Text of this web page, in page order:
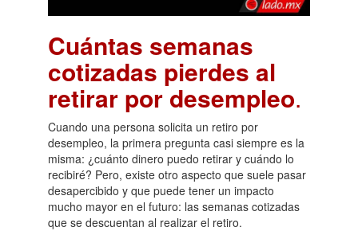
Cuántas semanas
cotizadas pierdes al
retirar por desempleo.
Cuando una persona solicita un retiro por
desempleo, la primera pregunta casi siempre es la
misma: ¿cuánto dinero puedo retirar y cuándo lo
recibiré? Pero, existe otro aspecto que suele pasar
desapercibido y que puede tener un impacto
mucho mayor en el futuro: las semanas cotizadas
que se descuentan al realizar el retiro.